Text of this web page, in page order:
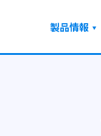
製品情報